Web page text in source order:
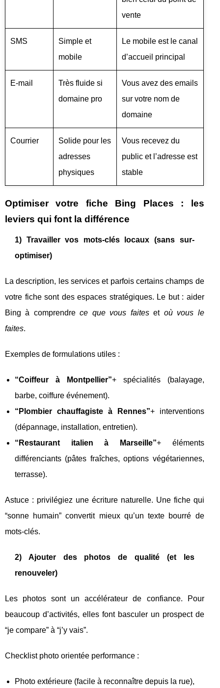
vente
SMS
Simple et
mobile
Le mobile est le canal
d’accueil principal
E-mail
Très fluide si
domaine pro
Vous avez des emails
sur votre nom de
domaine
Courrier
Solide pour les
adresses
physiques
Vous recevez du
public et l’adresse est
stable
Optimiser votre fiche Bing Places : les
leviers qui font la différence
1) Travailler vos mots-clés locaux (sans sur-
optimiser)
La description, les services et parfois certains champs de
votre fiche sont des espaces stratégiques. Le but : aider
Bing à comprendrece que vous faiteset où vous le
faites.
Exemples de formulations utiles :
“Coiffeur à Montpellier”+ spécialités (balayage,
barbe, coiffure événement).
“Plombier chauffagiste à Rennes”+ interventions
(dépannage, installation, entretien).
“Restaurant italien à Marseille”+ éléments
différenciants (pâtes fraîches, options végétariennes,
terrasse).
Astuce : privilégiez une écriture naturelle. Une fiche qui
“sonne humain” convertit mieux qu’un texte bourré de
mots-clés.
2) Ajouter des photos de qualité (et les
renouveler)
Les photos sont un accélérateur de confiance. Pour
beaucoup d’activités, elles font basculer un prospect de
“je compare” à “j’y vais”.
Checklist photo orientée performance :
Photo extérieure (facile à reconnaître depuis la rue),